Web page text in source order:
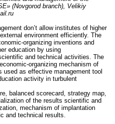
(Novgorod branch), Velikiy
don’t allow institutes of higher
environment efficiently. The
organizing inventions and
education by using
and technical activities. The
organizing mechanism of
used as effective management tool
activity in turbulent
balanced scorecard, strategy map,
of the results scientific and
mechanism of implantation
and technical results.